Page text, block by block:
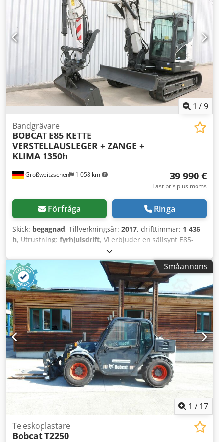
Fram däcktyp: Polyuretan Fram däckskick: 80 - 100% Bak
däcktyp: Polyuretan Bak däckskick: 80 - 100%
Batterispänning: 24V Batterikapacitet: 60Ah Crjdoy Uz
Sqepfx Andof Batterityp: Litiumjon Batteri tillverkningsår:
2026 Batteriskick: 80 - 100% CE-certifikat, Underhållsfritt
litiumjonbatteri 24 V
1 /9
Großweitzschen 1 058 km
Bandgrävare
BOBCAT E85 KETTE
VERSTELLAUSLEGER + ZANGE +
KLIMA 1350h
39 990 €
Fast pris plus moms
Förfråga Ringa
Skick: begagnad, Tillverkningsår: 2017, drifttimmar: 1 436
h, Utrustning: fyrhjulsdrift, Vi erbjuder en sällsynt E85-
modell, inte uthyrd från ett mindre byggföretag, utrustad
med luftkonditionering. * JUSTERBAR BOM med
GRIPKLÖ/GRIF * Hydraulisk grävskopa, kan levereras som
tillval, finns i lager mot ett rimligt tilläggspris. Csdpfx Anjzr
Avvsdjrf * Från ett mindre byggföretag. * Tysk version. *
Endast 1350 driftstimmar. * Gummiband. * Större service
utförs 2025 hos BOBCAT. * 44 kW dieselmotor, tillverkare
Yanmar. * Anslutningar för ytterligare redskap. * Snabbt
växlingssystem. * Extra arbetsljus. * Mycket väl
underhållet skick. ----Vi är en verkstad med behöriga
mekaniker för fordon och byggmaskiner och erbjuder
maskiner till ett bra pris. Finansiering, inbyte och hyrköp
av fordon av alla slag är möjligt.----
Småannons
1 / 17
Teleskoplastare
BobcatT2250